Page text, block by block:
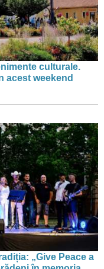
culturale.
acest weekend
„Give Peace a